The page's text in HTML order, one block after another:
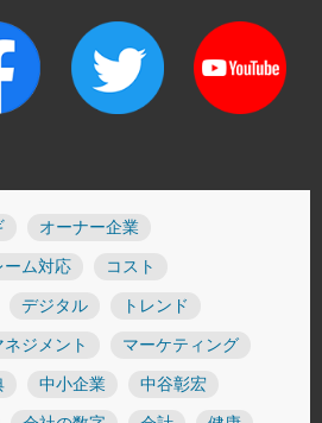
オーナー企業
ーム対応 コスト
デジタル トレンド
ネジメント マーケティング
中小企業 中谷彰宏